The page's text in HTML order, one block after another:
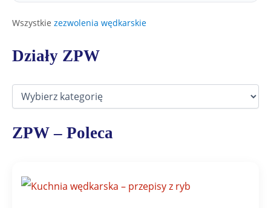
Wszystkie zezwolenia wędkarskie
Działy ZPW
D
a
łZPW – Poleca